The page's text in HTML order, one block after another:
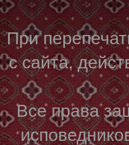
При
с сайта,
Все права